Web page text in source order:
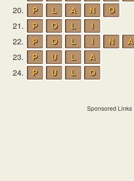
20.
P L A N
O
21.
P O L
I
22.
P O L I N
A
23.
P U L
A
24.
P U L O
Sponsored Links